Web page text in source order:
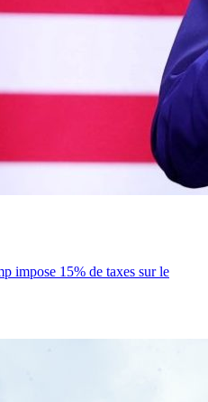
impose 15% de taxes sur le